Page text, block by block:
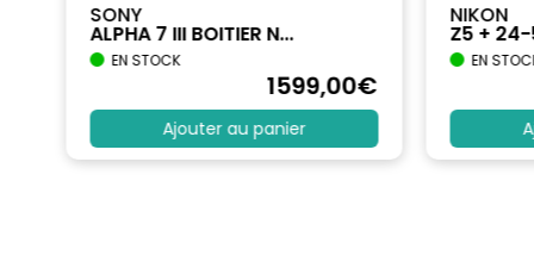
SONY
ALPHA 7 III BOITIER N...
EN STOCK
1599,00€
Ajouter au panier
NIKON
Z5 +
EN